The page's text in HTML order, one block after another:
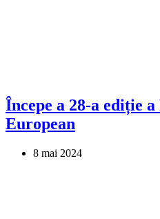
Începe a 28-a ediție
European
8 mai 2024